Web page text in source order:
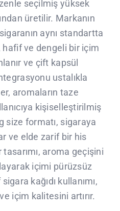
seçilmiş yüksek
üretilir. Markanın
aynı standartta
hafif ve dengeli bir içim
ve çift kapsül
ustalıkla
aromaların taze
kişiselleştirilmiş
size formatı, sigaraya
ve elde zarif bir his
tasarımı, aroma geçişini
içimi pürüzsüz
kağıdı kullanımı,
içim kalitesini artırır.